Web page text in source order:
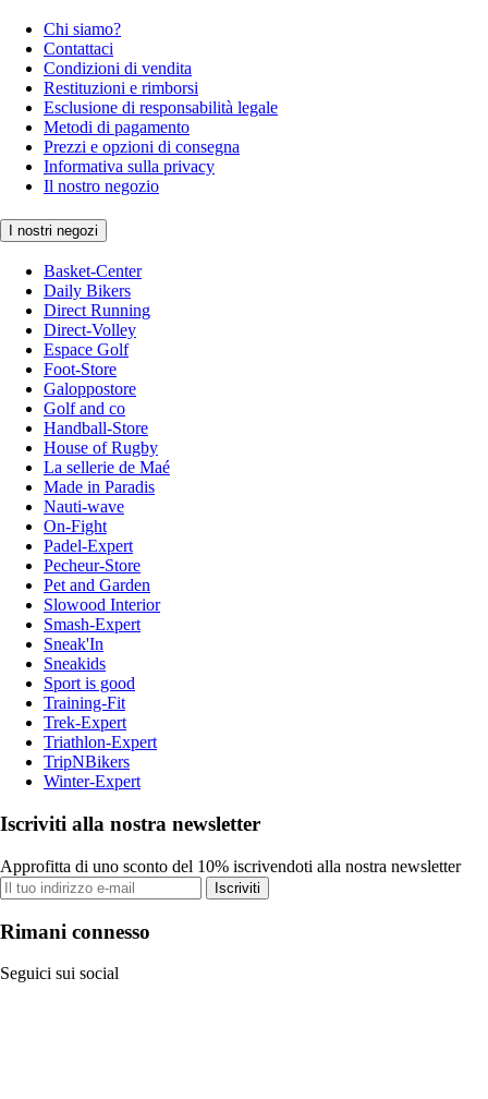
Chi siamo?
Contattaci
Condizioni di vendita
Restituzioni e rimborsi
Esclusione di responsabilità legale
Metodi di pagamento
Prezzi e opzioni di consegna
Informativa sulla privacy
Il nostro negozio
I nostri negozi
Basket-Center
Daily Bikers
Direct Running
Direct-Volley
Espace Golf
Foot-Store
Galoppostore
Golf and co
Handball-Store
House of Rugby
La sellerie de Maé
Made in Paradis
Nauti-wave
On-Fight
Padel-Expert
Pecheur-Store
Pet and Garden
Slowood Interior
Smash-Expert
Sneak'In
Sneakids
Sport is good
Training-Fit
Trek-Expert
Triathlon-Expert
TripNBikers
Winter-Expert
Iscriviti alla nostra newsletter
Approfitta di uno sconto del 10% iscrivendoti alla nostra newsletter
Iscriviti
Rimani connesso
Seguici sui social